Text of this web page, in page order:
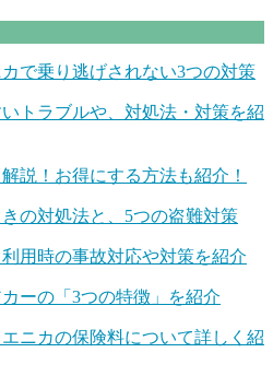
で乗り逃げされない3つの対策
トラブルや、対処法・対策を紹
説！お得にする方法も紹介！
の対処法と、5つの盗難対策
用時の事故対応や対策を紹介
ーの「3つの特徴」を紹介
ニカの保険料について詳しく紹